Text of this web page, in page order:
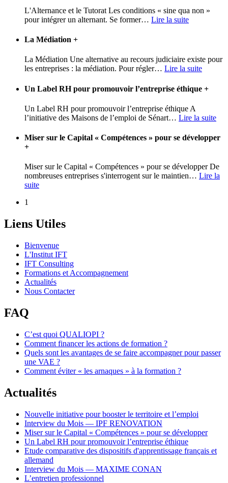
L'Alternance et le Tutorat Les conditions « sine qua non »
pour intégrer un alternant. Se former… Lire la suite
La Médiation +
La Médiation Une alternative au recours judiciaire existe pour
les entreprises : la médiation. Pour régler… Lire la suite
Un Label RH pour promouvoir l’entreprise éthique +
Un Label RH pour promouvoir l’entreprise éthique A
l’initiative des Maisons de l’emploi de Sénart… Lire la suite
Miser sur le Capital « Compétences » pour se développer
+
Miser sur le Capital « Compétences » pour se développer De
nombreuses entreprises s'interrogent sur le maintien… Lire la
suite
1
Liens Utiles
Bienvenue
L'Institut IFT
IFT Consulting
Formations et Accompagnement
Actualités
Nous Contacter
FAQ
C’est quoi QUALIOPI ?
Comment financer les actions de formation ?
Quels sont les avantages de se faire accompagner pour passer
une VAE ?
Comment éviter « les arnaques » à la formation ?
Actualités
Nouvelle initiative pour booster le territoire et l’emploi
Interview du Mois — IPF RENOVATION
Miser sur le Capital « Compétences » pour se développer
Un Label RH pour promouvoir l’entreprise éthique
Etude comparative des dispositifs d'apprentissage français et
allemand
Interview du Mois — MAXIME CONAN
L’entretien professionnel